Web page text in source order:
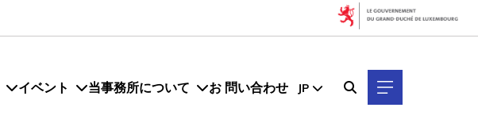
イベント 当事務所について お 問い合わせ JP
フィルター